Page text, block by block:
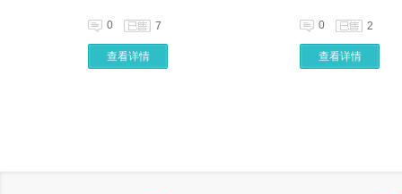
0 7
查看详情
0 2
查看详情